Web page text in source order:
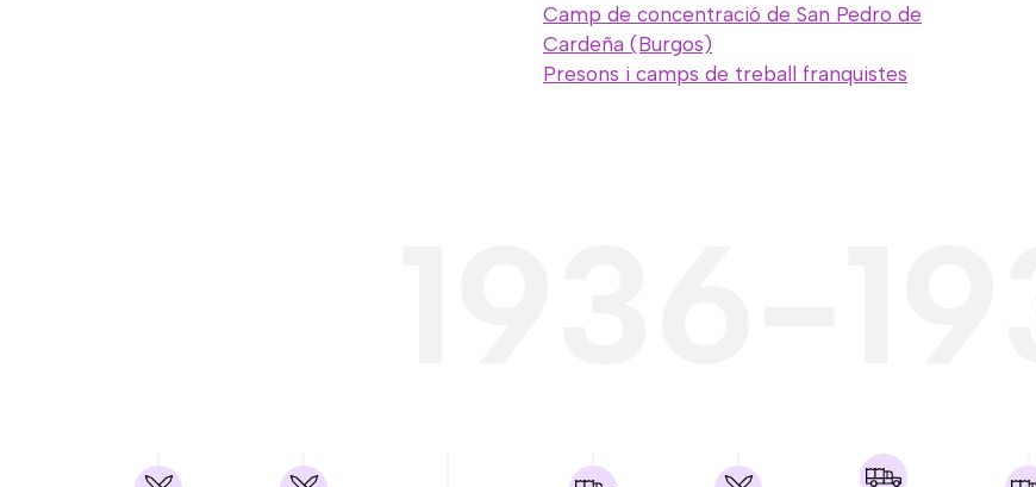
Camp de concentració de San Pedro de
Cardeña (Burgos)
Presons i camps de treball franquistes